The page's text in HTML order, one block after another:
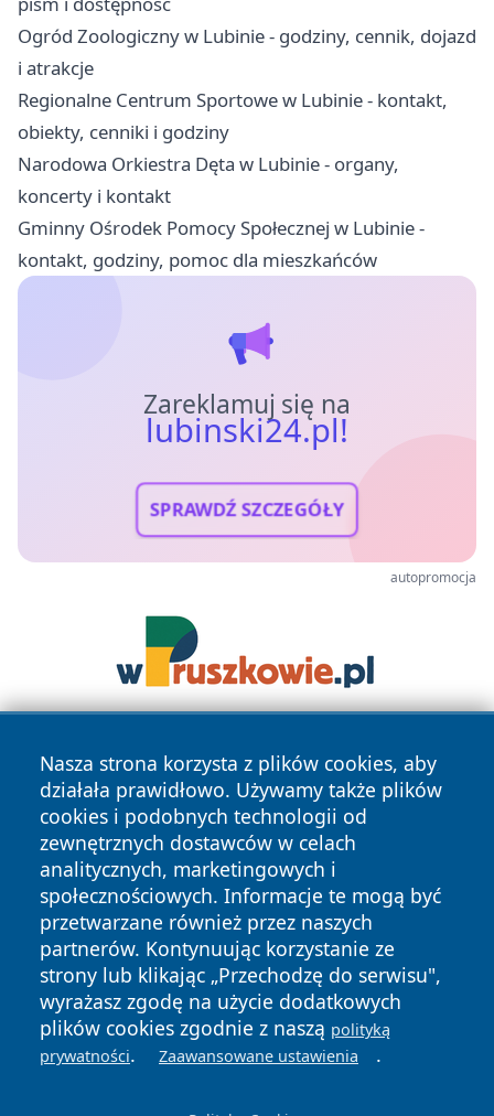
Ogród Zoologiczny w Lubinie - godziny, cennik, dojazd
i atrakcje
Regionalne Centrum Sportowe w Lubinie - kontakt,
obiekty, cenniki i godziny
Narodowa Orkiestra Dęta w Lubinie - organy,
koncerty i kontakt
Gminny Ośrodek Pomocy Społecznej w Lubinie -
kontakt, godziny, pomoc dla mieszkańców
Zareklamuj się na
lubinski24.pl!
SPRAWDŹ SZCZEGÓŁY
autopromocja
Nasza strona korzysta z plików cookies, aby
działała prawidłowo. Używamy także plików
cookies i podobnych technologii od
zewnętrznych dostawców w celach
analitycznych, marketingowych i
społecznościowych. Informacje te mogą być
przetwarzane również przez naszych
partnerów. Kontynuując korzystanie ze
strony lub klikając „Przechodzę do serwisu",
wyrażasz zgodę na użycie dodatkowych
plików cookies zgodnie z naszą polityką
prywatności. Zaawansowane ustawienia .
Copyright © 2026 lubinski24.pl Wszystkie prawa zastrzeżone.
News Autorzy
Polityka
Prywatności
Polityka
Cookies